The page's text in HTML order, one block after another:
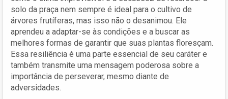
solo da praça nem sempre é ideal para o cultivo de
árvores frutíferas, mas isso não o desanimou. Ele
aprendeu a adaptar-se às condições e a buscar as
melhores formas de garantir que suas plantas floresçam.
Essa resiliência é uma parte essencial de seu caráter e
também transmite uma mensagem poderosa sobre a
importância de perseverar, mesmo diante de
adversidades.